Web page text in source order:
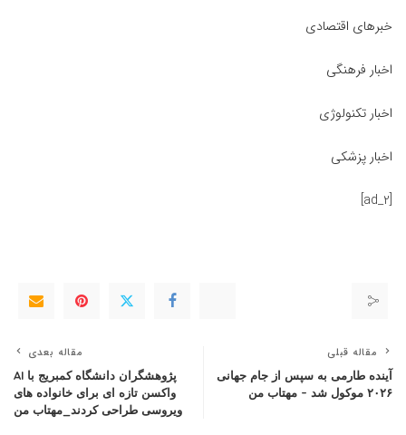
خبرهای اقتصادی
اخبار فرهنگی
اخبار تکنولوژی
اخبار پزشکی
[ad_2]
مقاله قبلی
آینده طارمی به سپس از جام جهانی
۲۰۲۶ موکول شد – مهتاب من
مقاله بعدی
پژوهشگران دانشگاه کمبریج با AI
واکسن تازه ای برای خانواده های
ویروسی طراحی کردند_مهتاب من